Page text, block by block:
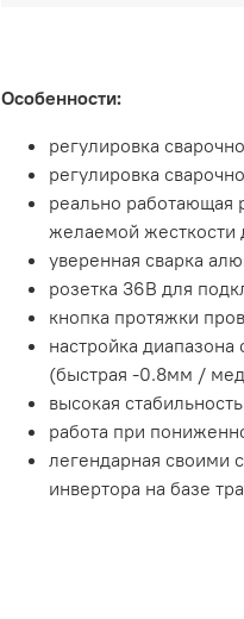
Особенности:
регулировка
регулировка
реально работающая
желаемой жесткости
уверенная сварка
розетка 36В для
кнопка протяжки
настройка
(быстрая -0.8мм /
высокая
работа при
легендарная своими
инвертора на базе